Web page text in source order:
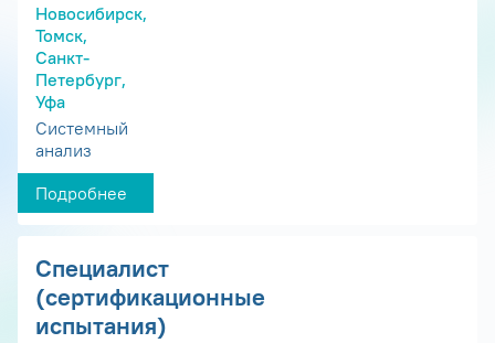
Новосибирск,
Томск,
Санкт-
Петербург,
Уфа
Системный
анализ
Подробнее
Специалист
(сертификационные
испытания)